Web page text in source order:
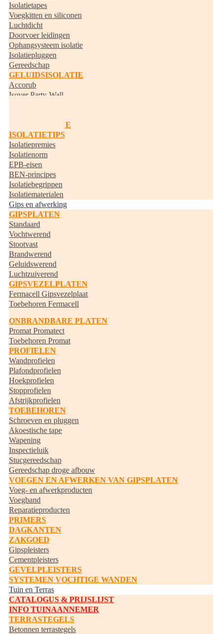
Isolatietapes
Voegkitten en siliconen
Luchtdicht
Doorvoer leidingen
Ophangsysteem isolatie
Isolatiepluggen
Gereedschap
GELUIDSISOLATIE
Accorub
Isover Party-Wall
RANDISOLATIE
ISOLATIETIPS
Isolatiepremies
Isolatienorm
EPB-eisen
BEN-principes
Isolatiebegrippen
Isolatiematerialen
Gips en afwerking
GIPSPLATEN
Standaard
Vochtwerend
Stootvast
Brandwerend
Geluidswerend
Luchtzuiverend
GIPSVEZELPLATEN
Fermacell Gipsvezelplaat
Toebehoren Fermacell
ONBRANDBARE PLATEN
Promat Promatect
Toebehoren Promat
PROFIELEN
Wandprofielen
Plafondprofielen
Hoekprofielen
Stopprofielen
Afstrijkprofielen
TOEBEHOREN
Schroeven en pluggen
Akoestische tape
Wapening
Inspectieluik
Stucgereedschap
Gereedschap droge afbouw
VOEGEN EN AFWERKEN VAN GIPSPLATEN
Voeg- en afwerkproducten
Voegband
Reparatieproducten
PRIMERS
DAGKANTEN
ZAKGOED
Gipspleisters
Cementpleisters
GEVELPLEISTERS
SYSTEMEN VOCHTIGE WANDEN
Tuin en Terras
CATALOGUS & PRIJSLIJST
INFO TUINAANNEMER
TERRASTEGELS
Betonnen terrastegels